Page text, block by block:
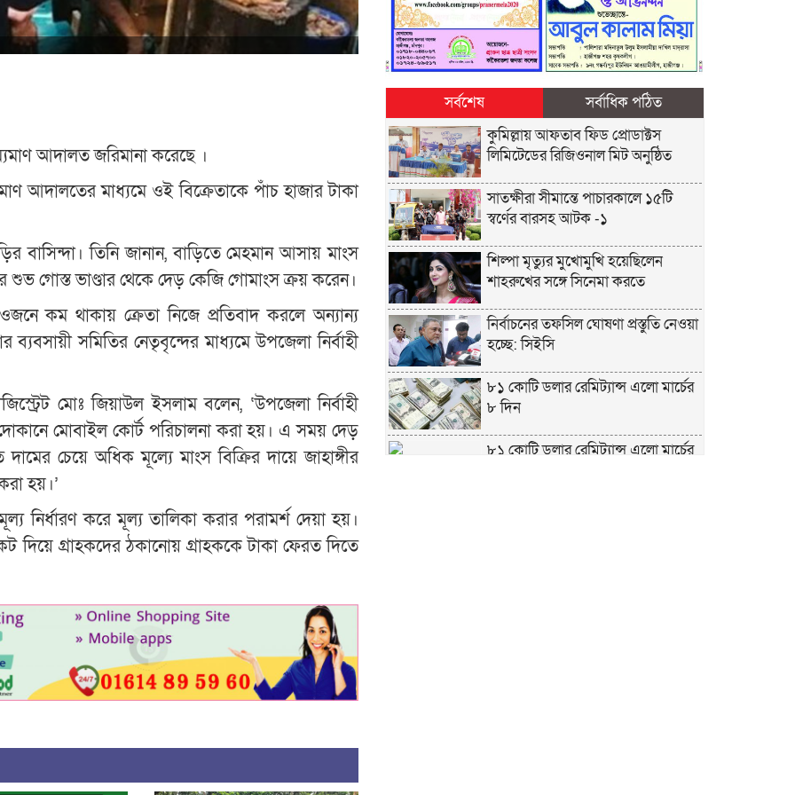
আদালত জরিমানা করেছে ।
আদালতের মাধ্যমে ওই বিক্রেতাকে পাঁচ হাজার টাকা
বাসিন্দা। তিনি জানান, বাড়িতে মেহমান আসায় মাংস
শুভ গোস্ত ভাণ্ডার থেকে দেড় কেজি গোমাংস ক্রয় করেন।
কম থাকায় ক্রেতা নিজে প্রতিবাদ করলে অন্যান্য
ব্যবসায়ী সমিতির নেতৃবৃন্দের মাধ্যমে উপজেলা নির্বাহী
মোঃ জিয়াউল ইসলাম বলেন, ‘উপজেলা নির্বাহী
দোকানে মোবাইল কোর্ট পরিচালনা করা হয়। এ সময় দেড়
চেয়ে অধিক মূল্যে মাংস বিক্রির দায়ে জাহাঙ্গীর
হয়।’
নির্ধারণ করে মূল্য তালিকা করার পরামর্শ দেয়া হয়।
দিয়ে গ্রাহকদের ঠকানোয় গ্রাহককে টাকা ফেরত দিতে
সর্বশেষ
সর্বাধিক পঠিত
কুমিল্লায় আফতাব ফিড প্রোডাক্টস
লিমিটেডের রিজিওনাল মিট অনুষ্ঠিত
সাতক্ষীরা সীমান্তে পাচারকালে ১৫টি
স্বর্ণের বারসহ আটক -১
শিল্পা মৃত্যুর মুখোমুখি হয়েছিলেন
শাহরুখের সঙ্গে সিনেমা করতে
নির্বাচনের তফসিল ঘোষণা প্রস্তুতি নেওয়া
হচ্ছে: সিইসি
৮১ কোটি ডলার রেমিট্যান্স এলো মার্চের
৮ দিন
৮১ কোটি ডলার রেমিট্যান্স এলো মার্চের